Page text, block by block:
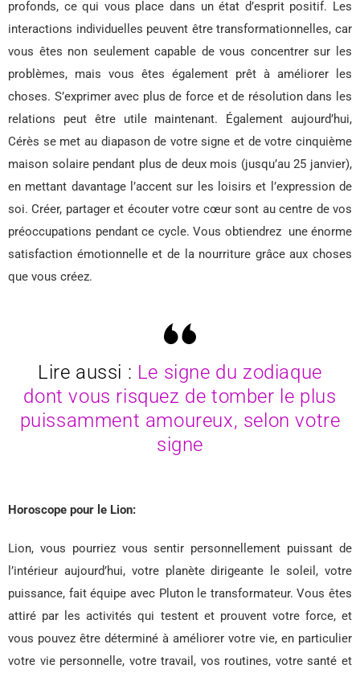
profonds, ce qui vous place dans un état d’esprit positif. Les
interactions individuelles peuvent être transformationnelles, car
vous êtes non seulement capable de vous concentrer sur les
problèmes, mais vous êtes également prêt à améliorer les
choses. S’exprimer avec plus de force et de résolution dans les
relations peut être utile maintenant. Également aujourd’hui,
Cérès se met au diapason de votre signe et de votre cinquième
maison solaire pendant plus de deux mois (jusqu’au 25 janvier),
en mettant davantage l’accent sur les loisirs et l’expression de
soi. Créer, partager et écouter votre cœur sont au centre de vos
préoccupations pendant ce cycle. Vous obtiendrez une énorme
satisfaction émotionnelle et de la nourriture grâce aux choses
que vous créez.
Lire aussi : Le signe du zodiaque
dont vous risquez de tomber le plus
puissamment amoureux, selon votre
signe
Horoscope pour le Lion:
Lion, vous pourriez vous sentir personnellement puissant de
l’intérieur aujourd’hui, votre planète dirigeante le soleil, votre
puissance, fait équipe avec Pluton le transformateur. Vous êtes
attiré par les activités qui testent et prouvent votre force, et
vous pouvez être déterminé à améliorer votre vie, en particulier
votre vie personnelle, votre travail, vos routines, votre santé et